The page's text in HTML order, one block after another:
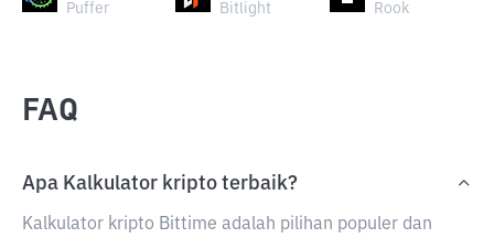
Puffer Bitlight Rook
FAQ
Apa Kalkulator kripto terbaik?
Kalkulator kripto Bittime adalah pilihan populer dan